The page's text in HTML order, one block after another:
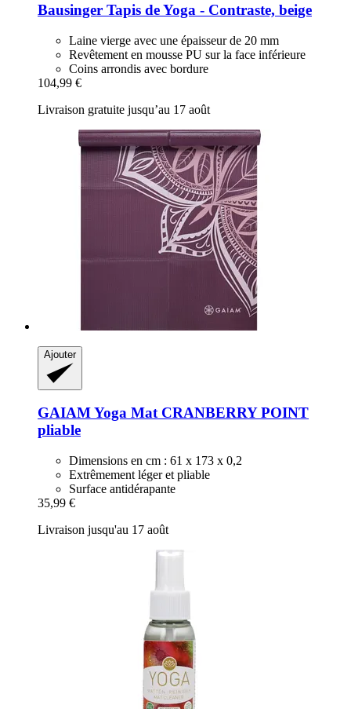
Bausinger Tapis de Yoga -​ Contraste, beige
Laine vierge avec une épaisseur de 20 mm
Revêtement en mousse PU sur la face inférieure
Coins arrondis avec bordure
104,99 €
Livraison gratuite jusqu’au 17 août
Ajouter
GAIAMYoga Mat CRANBERRY POINT
pliable
Dimensions en cm : 61 x 173 x 0,2
Extrêmement léger et pliable
Surface antidérapante
35,99 €
Livraison jusqu'au 17 août